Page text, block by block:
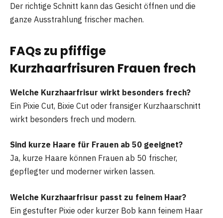
Der richtige Schnitt kann das Gesicht öffnen und die
ganze Ausstrahlung frischer machen.
FAQs zu pfiffige
Kurzhaarfrisuren Frauen frech
Welche Kurzhaarfrisur wirkt besonders frech?
Ein Pixie Cut, Bixie Cut oder fransiger Kurzhaarschnitt
wirkt besonders frech und modern.
Sind kurze Haare für Frauen ab 50 geeignet?
Ja, kurze Haare können Frauen ab 50 frischer,
gepflegter und moderner wirken lassen.
Welche Kurzhaarfrisur passt zu feinem Haar?
Ein gestufter Pixie oder kurzer Bob kann feinem Haar